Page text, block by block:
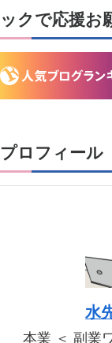
ックで応援お
プロフィール
水
本業 ＜ 副業